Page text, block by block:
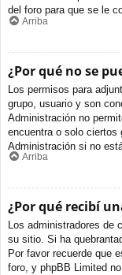
del foro para que se le
Arriba
¿Por qué no se
Los permisos para
grupo, usuario y son
Administración no
encuentra o solo ciertos
Administración si no
Arriba
¿Por qué recibí
Los administradores de
su sitio. Si ha
Por favor recuerde que
foro, y phpBB Limited